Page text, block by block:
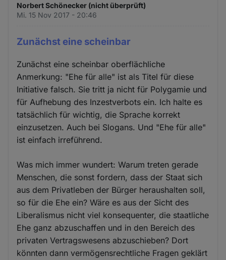
Norbert Schönecker (nicht überprüft)
Mi. 15 Nov 2017 - 20:46
Zunächst eine scheinbar
Zunächst eine scheinbar oberflächliche
Anmerkung: "Ehe für alle" ist als Titel für diese
Initiative falsch. Sie tritt ja nicht für Polygamie und
für Aufhebung des Inzestverbots ein. Ich halte es
tatsächlich für wichtig, die Sprache korrekt
einzusetzen. Auch bei Slogans. Und "Ehe für alle"
ist einfach irreführend.
Was mich immer wundert: Warum treten gerade
Menschen, die sonst fordern, dass der Staat sich
aus dem Privatleben der Bürger heraushalten soll,
so für die Ehe ein? Wäre es aus der Sicht des
Liberalismus nicht viel konsequenter, die staatliche
Ehe ganz abzuschaffen und in den Bereich des
privaten Vertragswesens abzuschieben? Dort
könnten dann vermögensrechtliche Fragen geklärt